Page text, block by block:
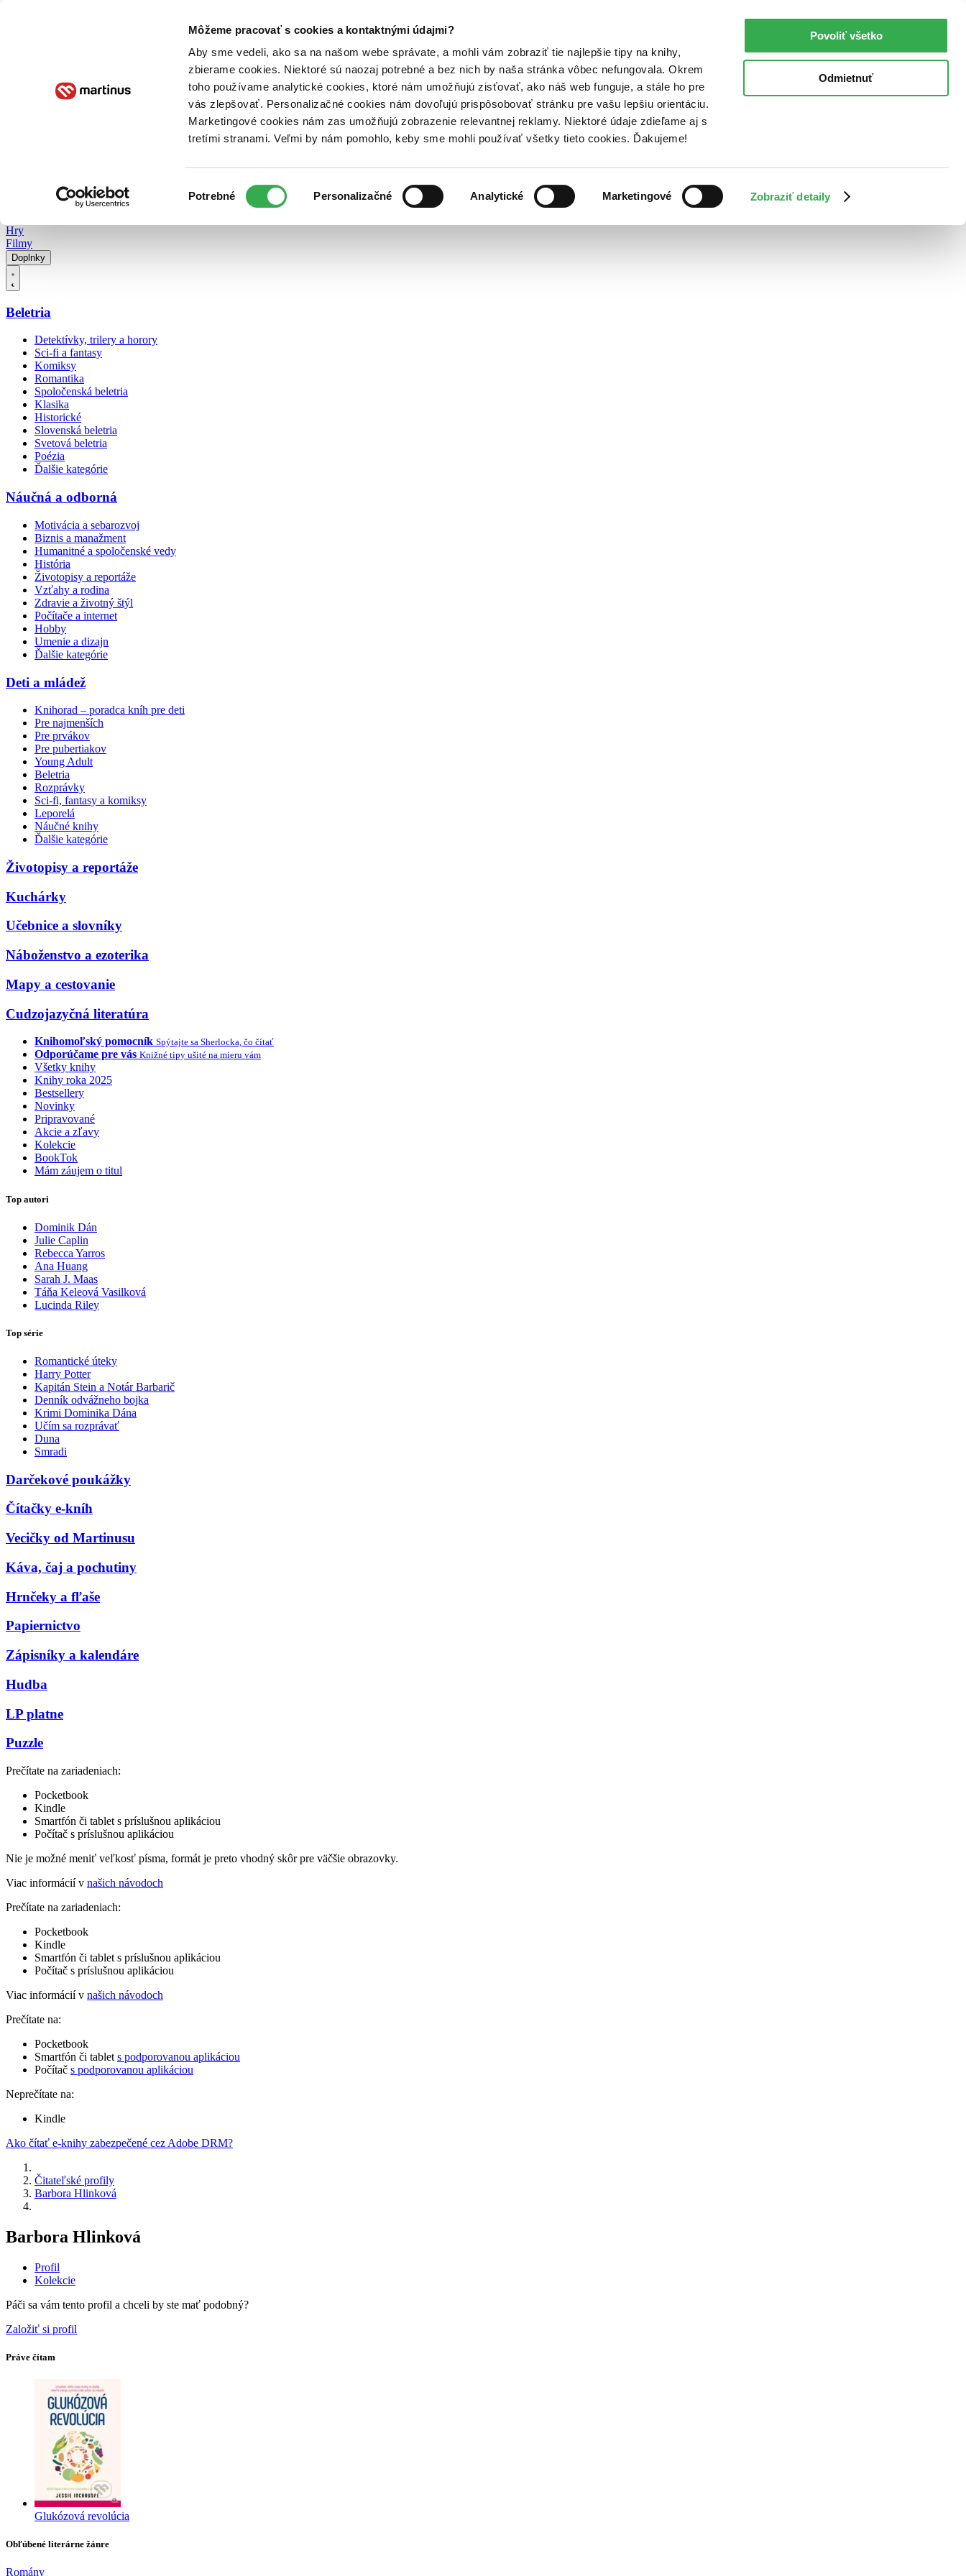
Môžeme pracovať s cookies a kontaktnými údajmi?
Aby sme vedeli, ako sa na našom webe správate, a mohli vám zobraziť tie najlepšie tipy na knihy,
zbierame cookies. Niektoré sú naozaj potrebné a bez nich by naša stránka vôbec nefungovala. Okrem
toho používame analytické cookies, ktoré nám umožňujú zisťovať, ako náš web funguje, a stále ho pre
vás zlepšovať. Personalizačné cookies nám dovoľujú prispôsobovať stránku pre vašu lepšiu orientáciu.
Marketingové cookies nám zas umožňujú zobrazenie relevantnej reklamy. Niektoré údaje zdieľame aj s
tretími stranami. Veľmi by nám pomohlo, keby sme mohli používať všetky tieto cookies. Ďakujeme!
súhlasu
Potrebné Personalizačné Analytické Marketingové Zobraziť detaily
Povoliť všetko
Odmietnuť
Poukážky Kontakt
Hry
Filmy
Doplnky
Beletria
Detektívky, trilery a horory
Sci-fi a fantasy
Komiksy
Romantika
Spoločenská beletria
Klasika
Historické
Slovenská beletria
Svetová beletria
Poézia
Ďalšie kategórie
Náučná a odborná
Motivácia a sebarozvoj
Biznis a manažment
Humanitné a spoločenské vedy
História
Životopisy a reportáže
Vzťahy a rodina
Zdravie a životný štýl
Počítače a internet
Hobby
Umenie a dizajn
Ďalšie kategórie
Deti a mládež
Knihorad – poradca kníh pre deti
Pre najmenších
Pre prvákov
Pre pubertiakov
Young Adult
Beletria
Rozprávky
Sci-fi, fantasy a komiksy
Leporelá
Náučné knihy
Ďalšie kategórie
Životopisy a reportáže
Kuchárky
Učebnice a slovníky
Náboženstvo a ezoterika
Mapy a cestovanie
Cudzojazyčná literatúra
Knihomoľský pomocník Spýtajte sa Sherlocka, čo čítať
Odporúčame pre vás Knižné tipy ušité na mieru vám
Všetky knihy
Knihy roka 2025
Bestsellery
Novinky
Pripravované
Akcie a zľavy
Kolekcie
BookTok
Mám záujem o titul
Top autori
Dominik Dán
Julie Caplin
Rebecca Yarros
Ana Huang
Sarah J. Maas
Táňa Keleová Vasilková
Lucinda Riley
Top série
Romantické úteky
Harry Potter
Kapitán Stein a Notár Barbarič
Denník odvážneho bojka
Krimi Dominika Dána
Učím sa rozprávať
Duna
Smradi
Darčekové poukážky
Čítačky e-kníh
Vecičky od Martinusu
Káva, čaj a pochutiny
Hrnčeky a fľaše
Papiernictvo
Zápisníky a kalendáre
Hudba
LP platne
Puzzle
Prečítate na zariadeniach:
Pocketbook
Kindle
Smartfón či tablet s príslušnou aplikáciou
Počítač s príslušnou aplikáciou
Nie je možné meniť veľkosť písma, formát je preto vhodný skôr pre väčšie obrazovky.
Viac informácií v našich návodoch
Prečítate na zariadeniach:
Pocketbook
Kindle
Smartfón či tablet s príslušnou aplikáciou
Počítač s príslušnou aplikáciou
Viac informácií v našich návodoch
Prečítate na:
Pocketbook
Smartfón či tablet s podporovanou aplikáciou
Počítač s podporovanou aplikáciou
Neprečítate na:
Kindle
Ako čítať e-knihy zabezpečené cez Adobe DRM?
Čitateľské profily
Barbora Hlinková
Barbora Hlinková
Profil
Kolekcie
Páči sa vám tento profil a chceli by ste mať podobný?
Založiť si profil
Práve čítam
Glukózová revolúcia
Obľúbené literárne žánre
Romány